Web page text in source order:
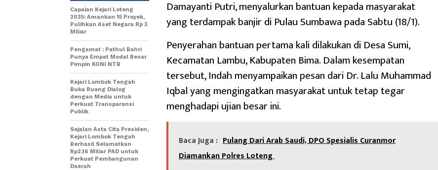
Damayanti Putri, menyalurkan bantuan kepada masyarakat
yang terdampak banjir di Pulau Sumbawa pada Sabtu (18/1).
Penyerahan bantuan pertama kali dilakukan di Desa Sumi,
Kecamatan Lambu, Kabupaten Bima. Dalam kesempatan
tersebut, Indah menyampaikan pesan dari Dr. Lalu Muhammad
Iqbal yang mengingatkan masyarakat untuk tetap tegar
menghadapi ujian besar ini.
Baca Juga : ‎Pulang Dari Arab Saudi, DPO Spesialis Curanmor
Diamankan Polres Loteng
Capaian Kejari Loteng
2025: Amankan 15 Proyek,
Pulihkan Aset Negara Rp 3
Miliar
Pengamat : Pathul Bahri
Punya Empat Modal Besar
Pimpin KONI NTB
Kejari Lombok Tengah
Buka Ruang Dialog
dengan Media untuk
Perkuat Transparansi
Publik
Sejalan Asta Cita Presiden,
Kejari Lombok Tengah
Berhasil Selamatkan
Rp2,16 Miliar PAD untuk
Perkuat Pembangunan
Daerah